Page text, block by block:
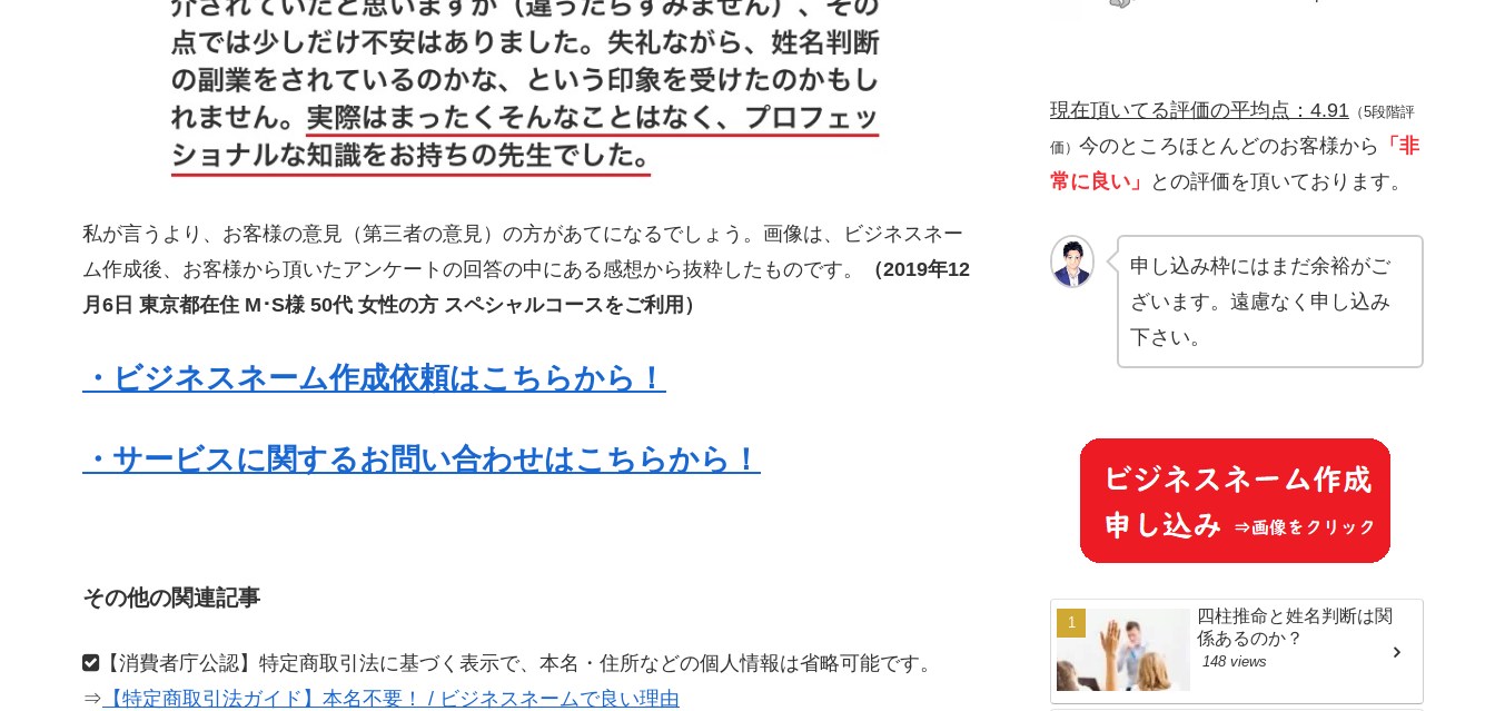
私が言うより、お客様の意見（第三者の意見）の方があてになるでしょう。画像は、ビジネスネー
ム作成後、お客様から頂いたアンケートの回答の中にある感想から抜粋したものです。
（2019年12
月6日 東京都在住 M･S様 50代 女性の方 スペシャルコースをご利用）
・ビジネスネーム作成依頼はこちらから！
・サービスに関するお問い合わせはこちらから！
その他の関連記事
【消費者庁公認】特定商取引法に基づく表示で、本名・住所などの個人情報は省略可能です。
⇒ 【特定商取引法ガイド】本名不要！ / ビジネスネームで良い理由
現在頂いてる評価の平均点：4.91 （5段階評
価） 今のところほとんどのお客様から
「非
常に良い」
との評価を頂いております。
申し込み枠にはまだ余裕がご
ざいます。遠慮なく申し込み
下さい。
四柱推命と姓名判断は関
係あるのか？
148 views